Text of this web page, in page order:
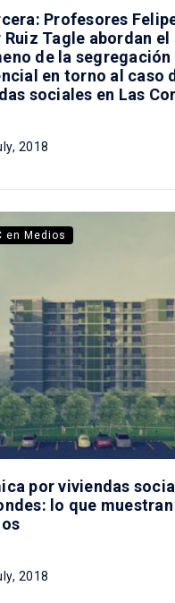
Profesores
Tagle abordan el
de la segregación
en torno al caso
sociales en Las
2018
en Medios
por viviendas
lo que
2018